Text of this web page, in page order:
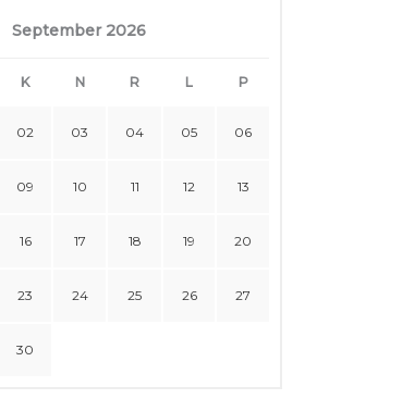
September 2026
K N R L P
02 03 04 05 06
09 10 11 12 13
16 17 18 19 20
23 24 25 26 27
30